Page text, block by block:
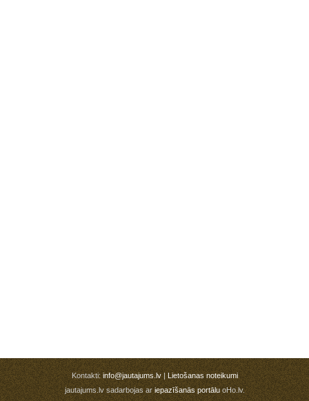
Kontakti:info@jautajums.lv|Lietošanas noteikumi
jautajums.lv sadarbojas ariepazīšanās portāluoHo.lv.